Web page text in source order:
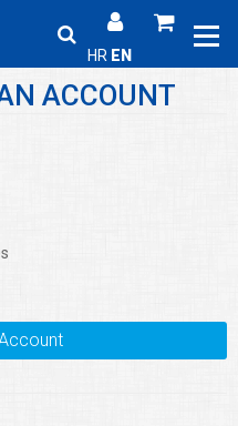
HR EN
ACCOUNT